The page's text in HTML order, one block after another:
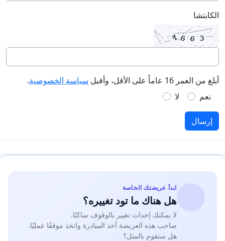
الكابتشا
أبلغ من العمر 16 عاماً على الأقل، وأقبل سياسة الخصوصية.
نعم
لا
إرسال
ابدأ عريضتك الخاصة
هل هناك ما تود تغييره؟
لا يمكنك إحداث تغيير بالوقوف ساكنًا.
صاحب هذه العريضة أخذ المبادرة واتخذ موقفًا عمليًا.
هل ستقوم بالمثل؟